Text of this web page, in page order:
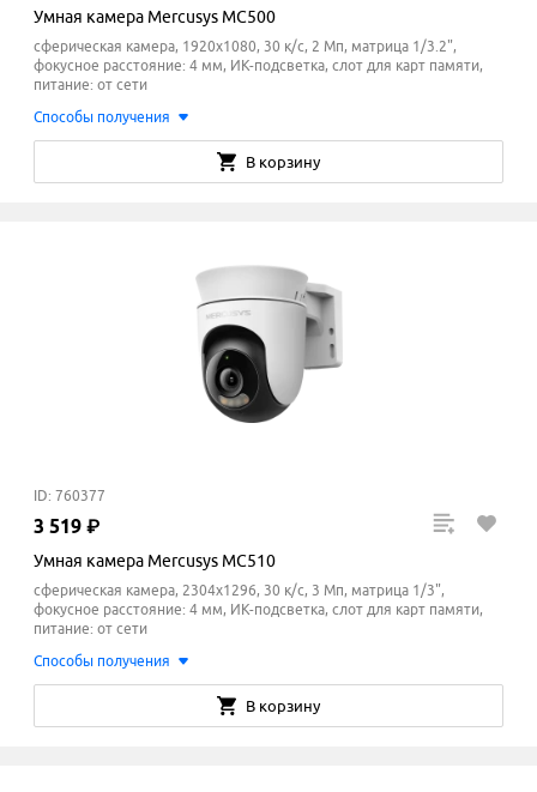
Умная камера Mercusys MC500
сферическая камера, 1920x1080, 30 к/с, 2 Мп, матрица 1/3.2",
фокусное расстояние: 4 мм, ИК-подсветка, слот для карт памяти,
питание: от сети
Способы получения
В корзину
ID: 760377
3 519 ₽
Умная камера Mercusys MC510
сферическая камера, 2304x1296, 30 к/с, 3 Мп, матрица 1/3",
фокусное расстояние: 4 мм, ИК-подсветка, слот для карт памяти,
питание: от сети
Способы получения
В корзину